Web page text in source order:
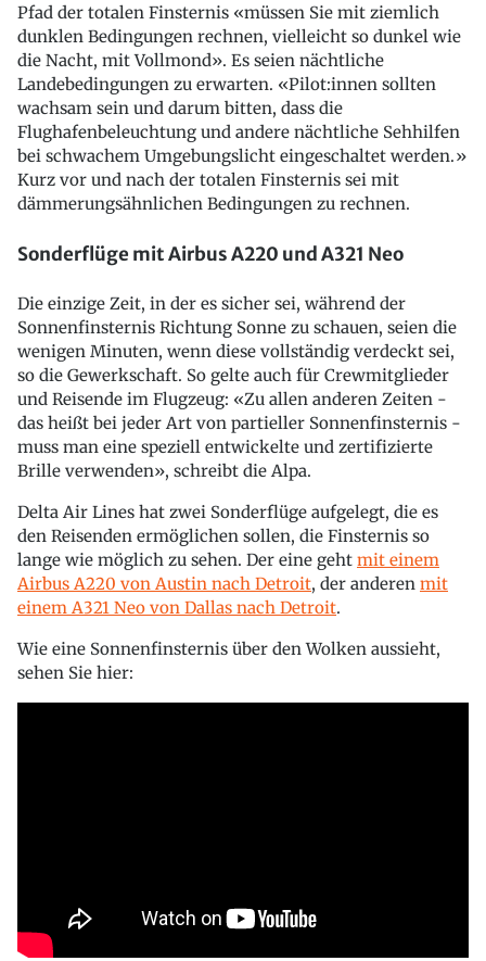
Pfad der totalen Finsternis «müssen Sie mit ziemlich
dunklen Bedingungen rechnen, vielleicht so dunkel wie
die Nacht, mit Vollmond». Es seien nächtliche
Landebedingungen zu erwarten. «Pilot:innen sollten
wachsam sein und darum bitten, dass die
Flughafenbeleuchtung und andere nächtliche Sehhilfen
bei schwachem Umgebungslicht eingeschaltet werden.»
Kurz vor und nach der totalen Finsternis sei mit
dämmerungsähnlichen Bedingungen zu rechnen.
Sonderflüge mit Airbus A220 und A321 Neo
Die einzige Zeit, in der es sicher sei, während der
Sonnenfinsternis Richtung Sonne zu schauen, seien die
wenigen Minuten, wenn diese vollständig verdeckt sei,
so die Gewerkschaft. So gelte auch für Crewmitglieder
und Reisende im Flugzeug: «Zu allen anderen Zeiten -
das heißt bei jeder Art von partieller Sonnenfinsternis -
muss man eine speziell entwickelte und zertifizierte
Brille verwenden», schreibt die Alpa.
Delta Air Lines hat zwei Sonderflüge aufgelegt, die es
den Reisenden ermöglichen sollen, die Finsternis so
lange wie möglich zu sehen. Der eine geht mit einem
Airbus A220 von Austin nach Detroit, der anderen mit
einem A321 Neo von Dallas nach Detroit.
Wie eine Sonnenfinsternis über den Wolken aussieht,
sehen Sie hier: